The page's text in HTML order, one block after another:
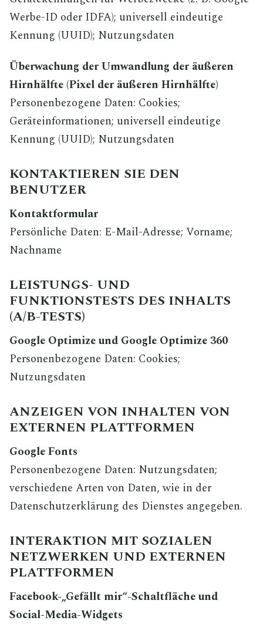
Werbe-ID oder IDFA); universell eindeutige
Kennung (UUID); Nutzungsdaten
Überwachung der Umwandlung der äußeren
Hirnhälfte (Pixel der äußeren Hirnhälfte)
Personenbezogene Daten: Cookies;
Geräteinformationen; universell eindeutige
Kennung (UUID); Nutzungsdaten
KONTAKTIEREN SIE DEN
BENUTZER
Kontaktformular
Persönliche Daten: E-Mail-Adresse; Vorname;
Nachname
LEISTUNGS- UND
FUNKTIONSTESTS DES INHALTS
(A/B-TESTS)
Google Optimize und Google Optimize 360
Personenbezogene Daten: Cookies;
Nutzungsdaten
ANZEIGEN VON INHALTEN VON
EXTERNEN PLATTFORMEN
Google Fonts
Personenbezogene Daten: Nutzungsdaten;
verschiedene Arten von Daten, wie in der
Datenschutzerklärung des Dienstes angegeben.
INTERAKTION MIT SOZIALEN
NETZWERKEN UND EXTERNEN
PLATTFORMEN
Facebook-„Gefällt mir“-Schaltfläche und
Social-Media-Widgets